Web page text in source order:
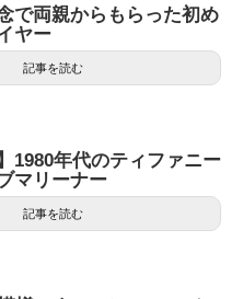
で両親からもらった初め
ヤー
記事を読む
1980年代のティファニー
マリーナー
記事を読む